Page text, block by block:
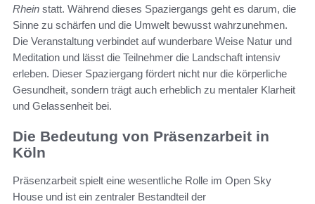
Rhein statt. Während dieses Spaziergangs geht es darum, die
Sinne zu schärfen und die Umwelt bewusst wahrzunehmen.
Die Veranstaltung verbindet auf wunderbare Weise Natur und
Meditation und lässt die Teilnehmer die Landschaft intensiv
erleben. Dieser Spaziergang fördert nicht nur die körperliche
Gesundheit, sondern trägt auch erheblich zu mentaler Klarheit
und Gelassenheit bei.
Die Bedeutung von Präsenzarbeit in
Köln
Präsenzarbeit spielt eine wesentliche Rolle im Open Sky
House und ist ein zentraler Bestandteil der